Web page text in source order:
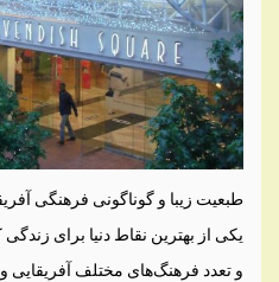
طبعیت زیبا و گوناگونی فرهنگی
یکی‌ از بهترین نقاط دنیا برای
و تعدد فرهنگ‌های مختلف آفریقایی